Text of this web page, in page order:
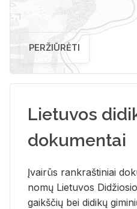
PERŽIŪRĖTI
Lietuvos
dokumentai
Įvai­rūs rank­raš­ti­niai
no­mų Lie­tu­vos
gaikš­čių bei di­di­kų